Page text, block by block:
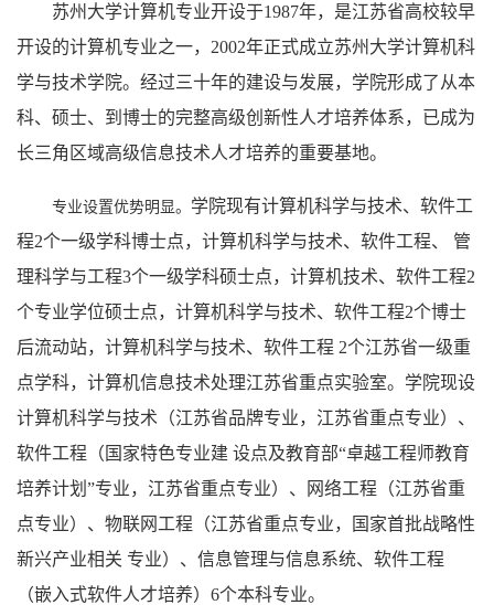
苏州大学计算机专业开设于1987年，是江苏省高校较早
开设的计算机专业之一，2002年正式成立苏州大学计算机科
学与技术学院。经过三十年的建设与发展，学院形成了从本
科、硕士、到博士的完整高级创新性人才培养体系，已成为
长三角区域高级信息技术人才培养的重要基地。
专业设置优势明显。 学院现有计算机科学与技术、软件工
程2个一级学科博士点，计算机科学与技术、软件工程、 管
理科学与工程3个一级学科硕士点，计算机技术、软件工程2
个专业学位硕士点，计算机科学与技术、软件工程2个博士
后流动站，计算机科学与技术、软件工程 2个江苏省一级重
点学科，计算机信息技术处理江苏省重点实验室。学院现设
计算机科学与技术（江苏省品牌专业，江苏省重点专业）、
软件工程（国家特色专业建 设点及教育部“卓越工程师教育
培养计划”专业，江苏省重点专业）、网络工程（江苏省重
点专业）、物联网工程（江苏省重点专业，国家首批战略性
新兴产业相关 专业）、信息管理与信息系统、软件工程
（嵌入式软件人才培养）6个本科专业。